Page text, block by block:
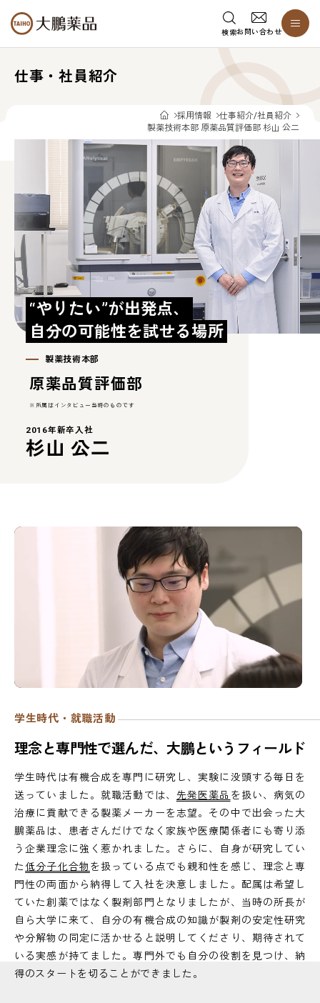
検索お問い合わせ
仕事・社員紹介
採用情報
仕事紹介/社員紹介
製薬技術本部 原薬品質評価部 杉山 公二
製薬技術本部
原薬品質評価部
※所属はインタビュー当時のものです
“やりたい”が出発点、
自分の可能性を試せる場所
2016年新卒入社
杉山 公二
学生時代・就職活動
理念と専 門性で選んだ、大鵬と いう フ ィ ールド
学生時代は有機合成を専門に研究し、実験に没頭する毎日を
送っていました。就職活動では、 先発医薬品 を扱い、病気の
治療に貢献できる製薬メーカーを志望。その中で出会った大
鵬薬品は、患者さんだけでなく家族や医療関係者にも寄り添
う企業理念に強く惹かれました。さらに、自身が研究してい
た低分子化合物 を扱っている点でも親和性を感じ、理念と専
門性の両面から納得して入社を決意しました。配属は希望し
ていた創薬ではなく製剤部門となりましたが、当時の所長が
自ら大学に来て、自分の有機合成の知識が製剤の安定性研究
や分解物の同定に活かせると説明してくださり、期待されて
いる実感が持てました。専門外でも自分の役割を見つけ、納
得のスタートを切ることができました。